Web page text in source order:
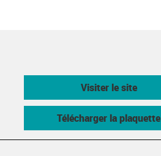
Visiter le site
Télécharger la plaquette